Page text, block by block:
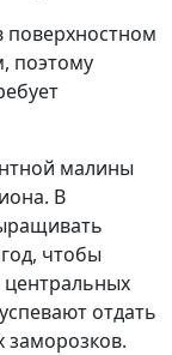
поверхностном
поэтому
малины
В
чтобы
центральных
отдать
заморозков.